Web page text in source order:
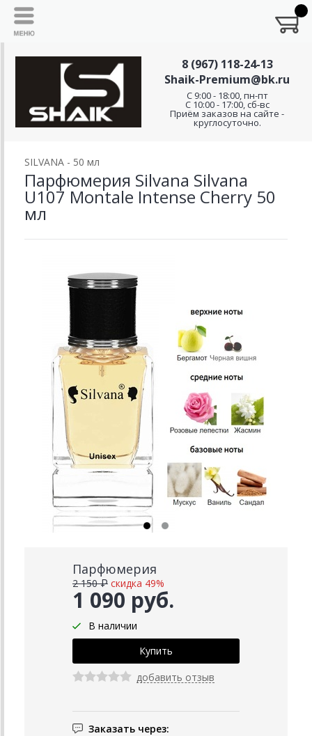
8 (967) 118-24-13
Shaik-Premium@bk.ru
C 9:00 - 18:00, пн-пт
С 10:00 - 17:00, сб-вс
Приём заказов на сайте -
круглосуточно.
SILVANA - 50 мл
Парфюмерия Silvana Silvana
U107 Montale Intense Cherry 50
мл
Парфюмерия
1 090 руб.
2 150 ₽ скидка 49%
В наличии
добавить отзыв
Заказать через: